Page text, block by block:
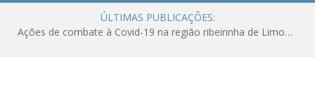
ÚLTIMAS PUBLICAÇÕES:
Ações de combate à Covid-19 na região ribeirinha de Limoeiro do Ajuru continuam